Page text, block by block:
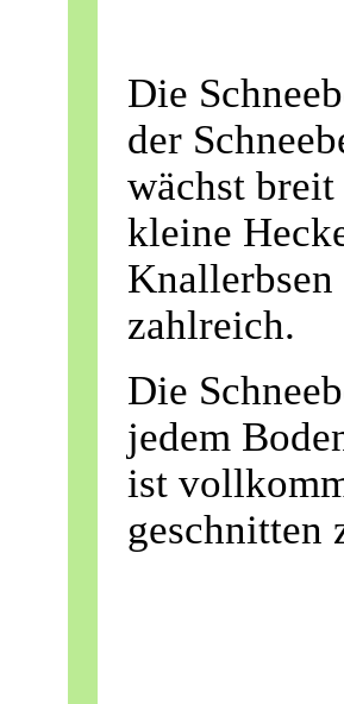
Die
der
wächst
kleine
Knallerbsen
zahlreich.
Die
jedem
ist
geschnitten